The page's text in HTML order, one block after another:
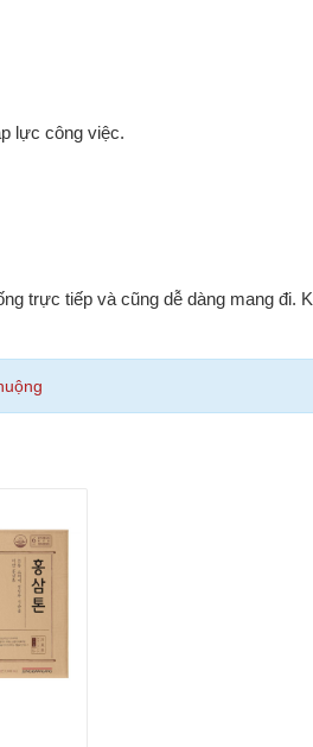
lực công việc.
trực tiếp và cũng dễ dàng mang đi.